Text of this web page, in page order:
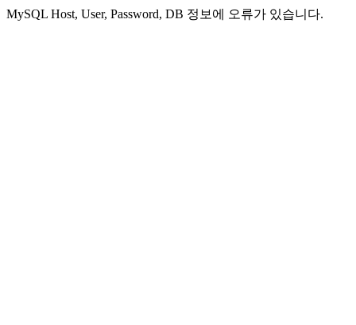
MySQL Host, User, Password, DB 정보에 오류가 있습니다.